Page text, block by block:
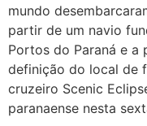
mundo
partir de um navio
Portos do Paraná e a
definição do local de
cruzeiro Scenic
paranaense nesta